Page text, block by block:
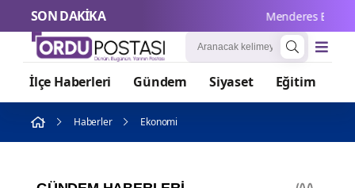
SON DAKİKA Menderes Belediye
İlçe Haberleri Gündem Siyaset Eğitim
Haberler Ekonomi